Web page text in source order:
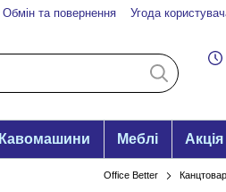
Обмін та повернення Угода
Кавомашини Меблі Акція
Office Better